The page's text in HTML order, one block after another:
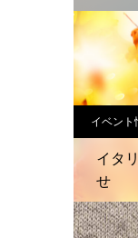
イベント
イタ
せ